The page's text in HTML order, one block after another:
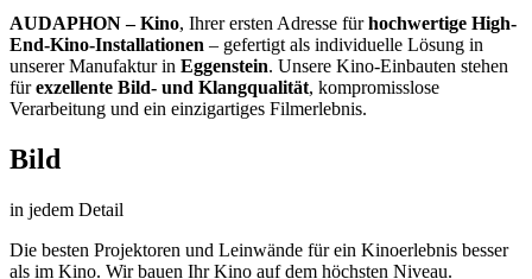
AUDAPHON – Kino, Ihrer ersten Adresse fürhochwertige High-
End-Kino-Installationen – gefertigt als individuelle Lösung in
unserer Manufaktur in Eggenstein. Unsere Kino-Einbauten stehen
fürexzellente Bild- und Klangqualität, kompromisslose
Verarbeitung und ein einzigartiges Filmerlebnis.
Bild
in jedem Detail
Die besten Projektoren und Leinwände für ein Kinoerlebnis besser
als im Kino. Wir bauen Ihr Kino auf dem höchsten Niveau.